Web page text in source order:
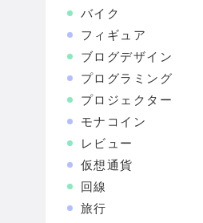
バイク
フィギュア
ブログデザイン
プログラミング
プロジェクター
モナコイン
レビュー
仮想通貨
回線
旅行